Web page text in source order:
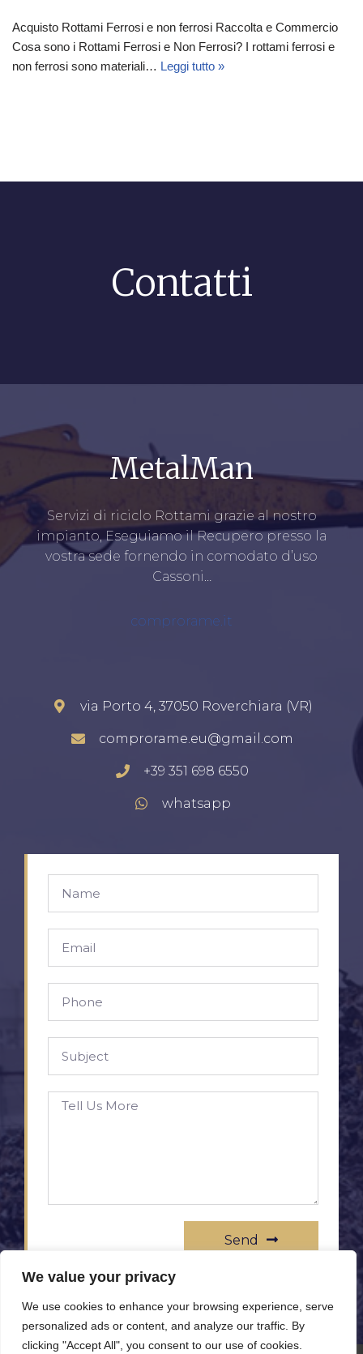
We value your privacy
We use cookies to enhance your browsing experience, serve
personalized ads or content, and analyze our traffic. By
clicking "Accept All", you consent to our use of cookies.
Acquisto Rottami Ferrosi e non ferrosi Raccolta e Commercio
Cosa sono i Rottami Ferrosi e Non Ferrosi? I rottami ferrosi e
non ferrosi sono materiali… Leggi tutto »
Contatti
MetalMan
Servizi di riciclo Rottami grazie al nostro
impianto, Eseguiamo il Recupero presso la
vostra sede fornendo in comodato d’uso
Cassoni…
comprorame.it
via Porto 4, 37050 Roverchiara (VR)
comprorame.eu@gmail.com
+39 351 698 6550
whatsapp
Send